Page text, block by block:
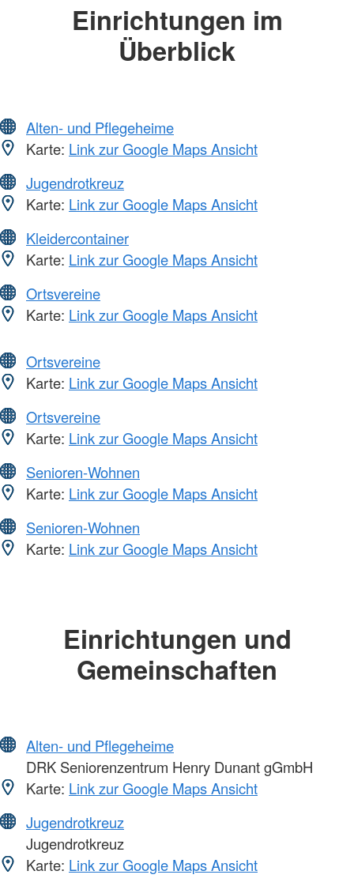
Einrichtungen im
Überblick
Alten- und Pflegeheime
Karte: Link zur Google Maps Ansicht
Jugendrotkreuz
Karte: Link zur Google Maps Ansicht
Kleidercontainer
Karte: Link zur Google Maps Ansicht
Ortsvereine
Karte: Link zur Google Maps Ansicht
Ortsvereine
Karte: Link zur Google Maps Ansicht
Ortsvereine
Karte: Link zur Google Maps Ansicht
Senioren-Wohnen
Karte: Link zur Google Maps Ansicht
Senioren-Wohnen
Karte: Link zur Google Maps Ansicht
Einrichtungen und
Gemeinschaften
Alten- und Pflegeheime
DRK Seniorenzentrum Henry Dunant gGmbH
Karte: Link zur Google Maps Ansicht
Jugendrotkreuz
Jugendrotkreuz
Karte: Link zur Google Maps Ansicht